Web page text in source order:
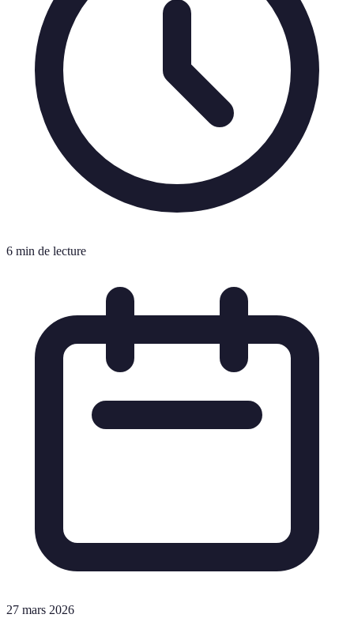
6 min de lecture
27 mars 2026